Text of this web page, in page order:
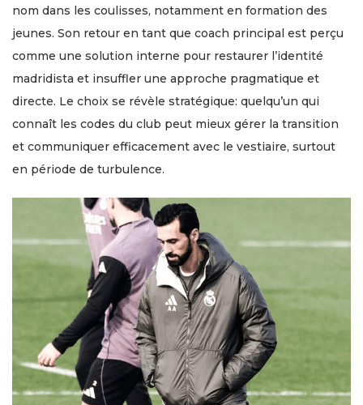
nom dans les coulisses, notamment en formation des
jeunes. Son retour en tant que coach principal est perçu
comme une solution interne pour restaurer l’identité
madridista et insuffler une approche pragmatique et
directe. Le choix se révèle stratégique: quelqu’un qui
connaît les codes du club peut mieux gérer la transition
et communiquer efficacement avec le vestiaire, surtout
en période de turbulence.